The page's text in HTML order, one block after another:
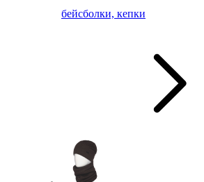
бейсболки, кепки